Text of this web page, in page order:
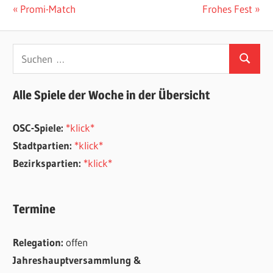
Beitragsnavigation
Vorheriger
Promi-Match
Nächster
Frohes Fest
Suchen
Alle Spiele der Woche in der Übersicht
OSC-Spiele: *klick*
Stadtpartien: *klick*
Bezirkspartien: *klick*
Termine
Relegation:offen
Jahreshauptversammlung &